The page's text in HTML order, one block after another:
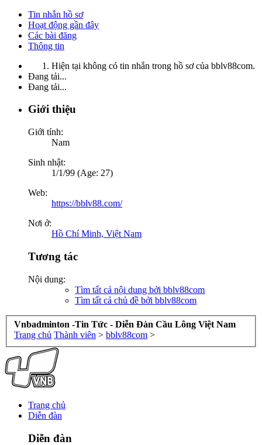
Tin nhắn hồ sơ
Hoạt động gần đây
Các bài đăng
Thông tin
Hiện tại không có tin nhắn trong hồ sơ của bblv88com.
Đang tải...
Đang tải...
Giới thiệu
Giới tính:
Nam
Sinh nhật:
1/1/99 (Age: 27)
Web:
https://bblv88.com/
Nơi ở:
Hồ Chí Minh, Việt Nam
Tương tác
Nội dung:
Tìm tất cả nội dung bởi bblv88com
Tìm tất cả chủ đề bởi bblv88com
Vnbadminton -Tin Tức - Diễn Đàn Cầu Lông Việt Nam
Trang chủ Thành viên > bblv88com >
Trang chủ
Diễn đàn
Diễn đàn